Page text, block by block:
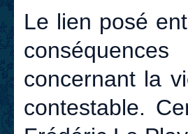
Le lien posé
concernant la
contestable.